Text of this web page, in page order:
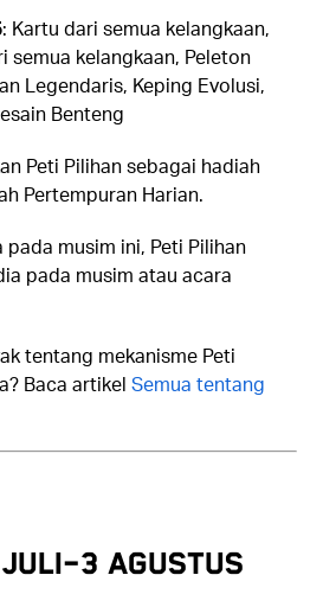
: Kartu dari semua kelangkaan,
semua kelangkaan, Peleton
Legendaris, Keping Evolusi,
Benteng
Peti Pilihan sebagai hadiah
Pertempuran Harian.
musim ini, Peti Pilihan
pada musim atau acara
tentang mekanisme Peti
Baca artikelSemua tentang
Juli–3 Agustus